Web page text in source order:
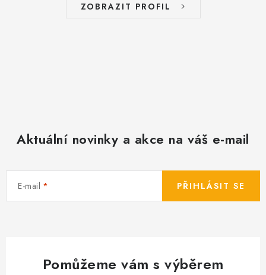
ZOBRAZIT PROFIL
Aktuální novinky a akce na váš e-mail
E-mail PŘIHLÁSIT SE
Pomůžeme vám s výběrem